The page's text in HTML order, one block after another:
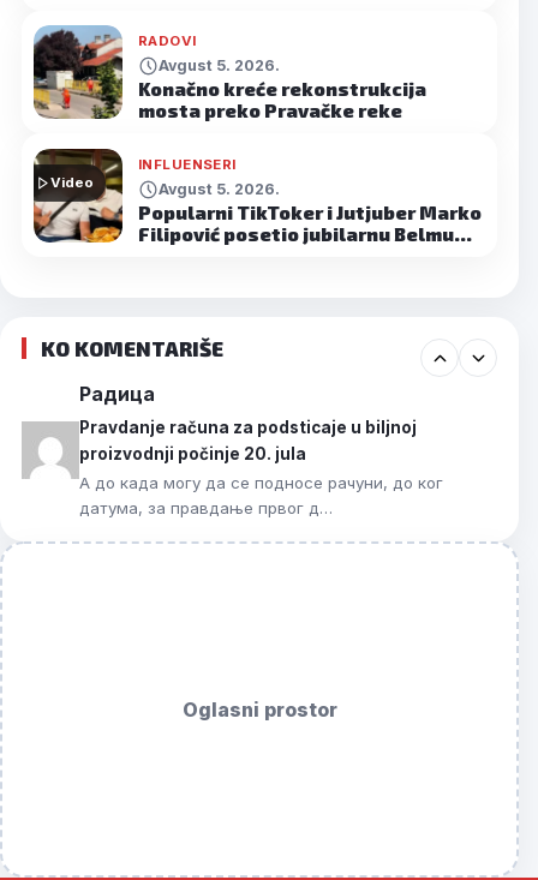
RADOVI
Avgust 5. 2026.
Konačno kreće rekonstrukcija
mosta preko Pravačke reke
Video
INFLUENSERI
Avgust 5. 2026.
Popularni TikToker i Jutjuber Marko
Filipović posetio jubilarnu Belmu…
KO KOMENTARIŠE
Радица
Pravdanje računa za podsticaje u biljnoj
proizvodnji počinje 20. jula
А до када могу да се подносе рачуни, до ког
датума, за правдање првог д…
Oglasni prostor